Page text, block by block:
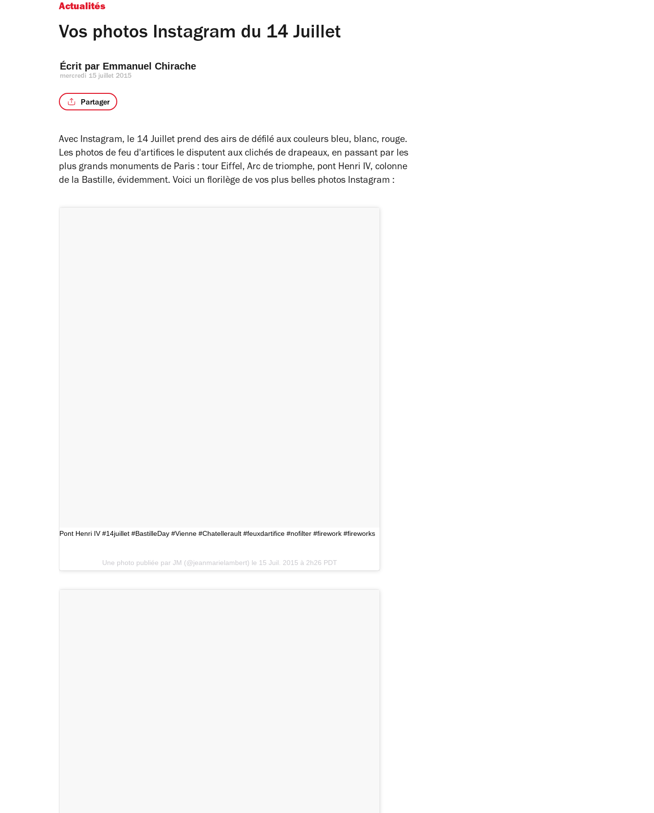
Actualités
Vos photos Instagram du 14 Juillet
Écrit par Emmanuel Chirache
mercredi 15 juillet 2015
Partager
Avec Instagram, le 14 Juillet prend des airs de défilé aux couleurs bleu, blanc, rouge.
Les photos de feu d'artifices le disputent aux clichés de drapeaux, en passant par les
plus grands monuments de Paris : tour Eiffel, Arc de triomphe, pont Henri IV, colonne
de la Bastille, évidemment. Voici un florilège de vos plus belles photos Instagram :
Pont Henri IV #14juillet #BastilleDay #Vienne #Chatellerault #feuxdartifice #nofilter #firework #fireworks
Une photo publiée par JM (@jeanmarielambert) le 15 Juil. 2015 à 2h26 PDT